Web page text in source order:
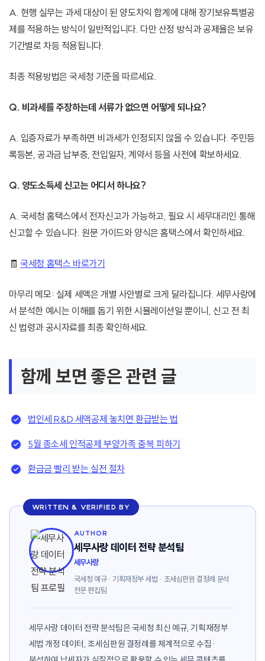
A. 현행 실무는 과세 대상이 된 양도차익 합계에 대해 장기보유특별공
제를 적용하는 방식이 일반적입니다. 다만 산정 방식과 공제율은 보유
기간별로 차등 적용됩니다.
최종 적용방법은 국세청 기준을 따르세요.
Q. 비과세를 주장하는데 서류가 없으면 어떻게 되나요?
A. 입증자료가 부족하면 비과세가 인정되지 않을 수 있습니다. 주민등
록등본, 공과금 납부증, 전입일자, 계약서 등을 사전에 확보하세요.
Q. 양도소득세 신고는 어디서 하나요?
A. 국세청 홈택스에서 전자신고가 가능하고, 필요 시 세무대리인 통해
신고할 수 있습니다. 원문 가이드와 양식은 홈택스에서 확인하세요.
🧾국세청 홈택스 바로가기
마무리 메모: 실제 세액은 개별 사안별로 크게 달라집니다. 세무사랑에
서 분석한 예시는 이해를 돕기 위한 시뮬레이션일 뿐이니, 신고 전 최
신 법령과 공시자료를 최종 확인하세요.
함께 보면 좋은 관련 글
법인세 R&D 세액공제 놓치면 환급받는 법
5월 종소세 인적공제 부양가족 중복 피하기
환급금 빨리 받는 실전 절차
WRITTEN & VERIFIED BY
AUTHOR
세무사랑 데이터 전략 분석팀
세무사랑
국세청 예규 · 기획재정부 세법 · 조세심판원 결정례 분석
전문 편집팀
세무사랑 데이터 전략 분석팀은 국세청 최신 예규, 기획재정부
세법 개정 데이터, 조세심판원 결정례를 체계적으로 수집·